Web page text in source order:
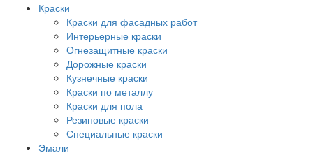
Краски
Краски для фасадных работ
Интерьерные краски
Огнезащитные краски
Дорожные краски
Кузнечные краски
Краски по металлу
Краски для пола
Резиновые краски
Специальные краски
Эмали